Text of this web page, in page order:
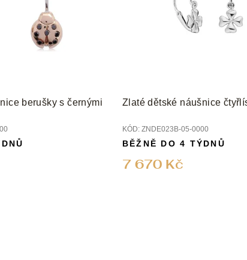
berušky s černými
Zlaté dětské náušnice
KÓD: ZNDE023B-05-0000
7 670 Kč
BĚŽNĚ DO 4 TÝDNŮ